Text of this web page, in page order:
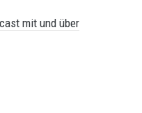
mit und über